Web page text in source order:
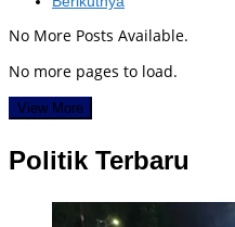
No More Posts Available.
No more pages to load.
View More
Politik Terbaru